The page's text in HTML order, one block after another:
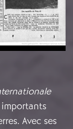
Avec ses